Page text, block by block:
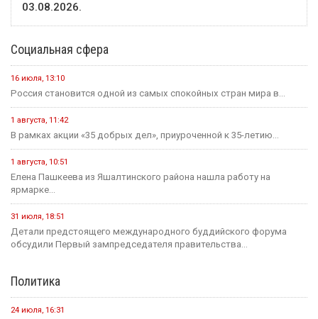
03.08.2026.
Социальная сфера
16 июля, 13:10
Россия становится одной из самых спокойных стран мира в...
1 августа, 11:42
В рамках акции «35 добрых дел», приуроченной к 35-летию...
1 августа, 10:51
Елена Пашкеева из Яшалтинского района нашла работу на
ярмарке...
31 июля, 18:51
Детали предстоящего международного буддийского форума
обсудили Первый зампредседателя правительства...
Политика
24 июля, 16:31